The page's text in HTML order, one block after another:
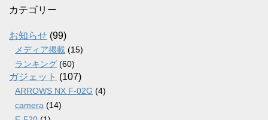
カ
ブ
カテゴリー
お知らせ (99)
メディア掲載 (15)
ランキング (60)
ガジェット (107)
ARROWS NX F-02G (4)
camera (14)